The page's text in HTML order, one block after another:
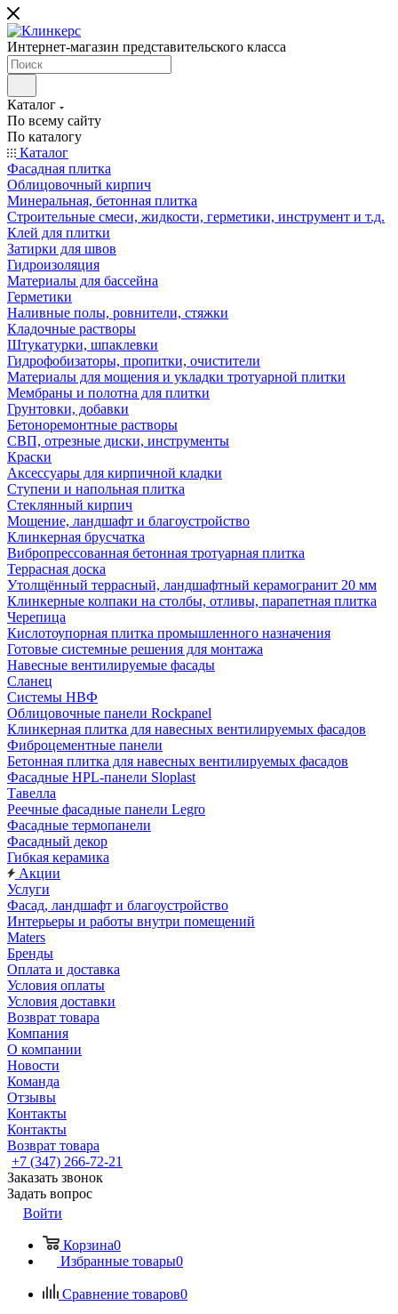
Интернет-магазин представительского класса
Каталог
По всему сайту
По каталогу
Каталог
Фасадная плитка
Облицовочный кирпич
Минеральная, бетонная плитка
Строительные смеси, жидкости, герметики, инструмент и т.д.
Клей для плитки
Затирки для швов
Гидроизоляция
Материалы для бассейна
Герметики
Наливные полы, ровнители, стяжки
Кладочные растворы
Штукатурки, шпаклевки
Гидрофобизаторы, пропитки, очистители
Материалы для мощения и укладки тротуарной плитки
Мембраны и полотна для плитки
Грунтовки, добавки
Бетоноремонтные растворы
СВП, отрезные диски, инструменты
Краски
Аксессуары для кирпичной кладки
Ступени и напольная плитка
Cтеклянный кирпич
Мощение, ландшафт и благоустройство
Клинкерная брусчатка
Вибропрессованная бетонная тротуарная плитка
Террасная доска
Утолщённый террасный, ландшафтный керамогранит 20 мм
Клинкерные колпаки на столбы, отливы, парапетная плитка
Черепица
Кислотоупорная плитка промышленного назначения
Готовые системные решения для монтажа
Навесные вентилируемые фасады
Сланец
Системы НВФ
Облицовочные панели Rockpanel
Клинкерная плитка для навесных вентилируемых фасадов
Фиброцементные панели
Бетонная плитка для навесных вентилируемых фасадов
Фасадные HPL-панели Sloplast
Тавелла
Реечные фасадные панели Legro
Фасадные термопанели
Фасадный декор
Гибкая керамика
Акции
Услуги
Фасад, ландшафт и благоустройство
Интерьеры и работы внутри помещений
Maters
Бренды
Оплата и доставка
Условия оплаты
Условия доставки
Возврат товара
Компания
О компании
Новости
Команда
Отзывы
Контакты
Контакты
Возврат товара
+7 (347) 266-72-21
Заказать звонок
Задать вопрос
Войти
Корзина0
Избранные товары0
Сравнение товаров0